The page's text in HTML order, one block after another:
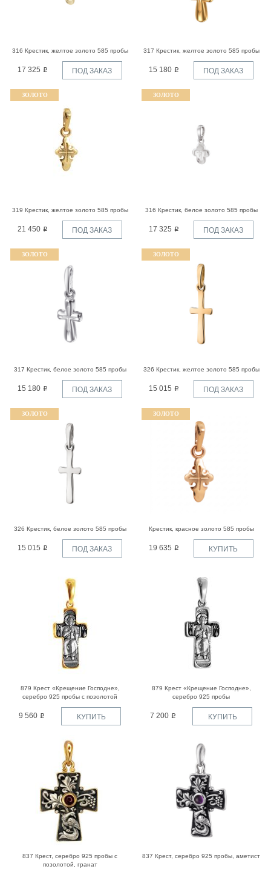
316 Крестик, желтое золото 585 пробы
17 325 ПОД ЗАКАЗ
317 Крестик, желтое золото 585 пробы
15 180 ПОД ЗАКАЗ
ЗОЛОТО
319 Крестик, желтое золото 585 пробы
21 450 ПОД ЗАКАЗ
ЗОЛОТО
316 Крестик, белое золото 585 пробы
17 325 ПОД ЗАКАЗ
ЗОЛОТО
317 Крестик, белое золото 585 пробы
15 180 ПОД ЗАКАЗ
ЗОЛОТО
326 Крестик, желтое золото 585 пробы
15 015 ПОД ЗАКАЗ
ЗОЛОТО
326 Крестик, белое золото 585 пробы
15 015 ПОД ЗАКАЗ
ЗОЛОТО
Крестик, красное золото 585 пробы
19 635 КУПИТЬ
879 Крест «Крещение Господне»,
серебро 925 пробы с позолотой
9 560 КУПИТЬ
879 Крест «Крещение Господне»,
серебро 925 пробы
7 200 КУПИТЬ
837 Крест, серебро 925 пробы с
позолотой, гранат
837 Крест, серебро 925 пробы, аметист